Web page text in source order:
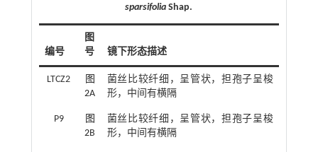
sparsifolia Shap.
编号
图
号
镜下形态描述
LTCZ2
图
2A
菌丝比较纤细，呈管状，担孢子呈梭
形，中间有横隔
P9
图
2B
菌丝比较纤细，呈管状，担孢子呈梭
形，中间有横隔